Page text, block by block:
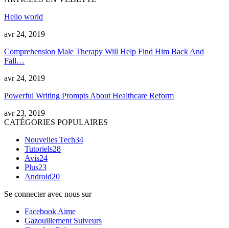
Hello world
avr 24, 2019
Comprehension Male Therapy Will Help Find Him Back And
Fall…
avr 24, 2019
Powerful Writing Prompts About Healthcare Reform
avr 23, 2019
CATÉGORIES POPULAIRES
Nouvelles Tech34
Tutoriels28
Avis24
Plus23
Android20
Se connecter avec nous sur
Facebook Aime
Gazouillement Suiveurs